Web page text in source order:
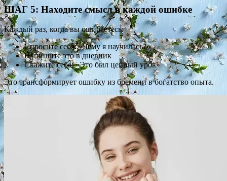
ШАГ 5: Находите смысл в каждой ошибке
Каждый раз, когда вы ошибаетесь:
Спросите себя: «Чему я научилась?»
Напишите это в дневник
Скажите себе: «Это был ценный урок»
Это трансформирует ошибку из бремени в богатство опыта.